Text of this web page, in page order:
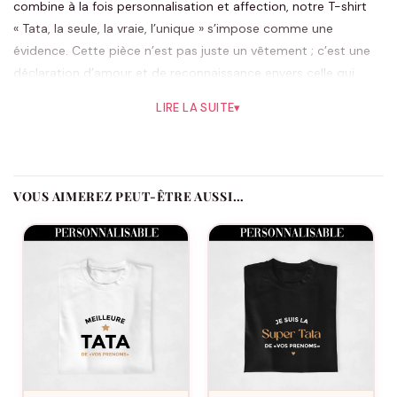
combine à la fois personnalisation et affection, notre T-shirt
« Tata, la seule, la vraie, l’unique » s’impose comme une
évidence. Cette pièce n’est pas juste un vêtement ; c’est une
déclaration d’amour et de reconnaissance envers celle qui
personnalisation poussée, ce T-shirt se métamorphose en un
indéfectible. Avec un design épuré et une attention particulière
aux détails, chaque T-shirt reflète l’unicité de votre Tata. Que
témoigner de votre affection, ce T-shirt deviendra sans doute
Imaginé et conçu avec passion, le T-shirt « Tata, la seule, la
vraie, l’unique » est fabriqué à partir de matériaux de haute
qualité pour garantir confort et durabilité. Sa coupe classique
LIRE LA SUITE▾
VOUS AIMEREZ PEUT-ÊTRE AUSSI…